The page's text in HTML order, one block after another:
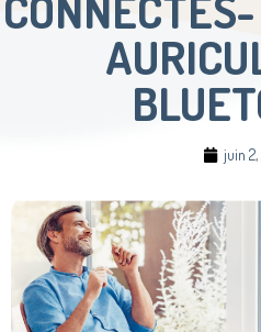
juin 2,